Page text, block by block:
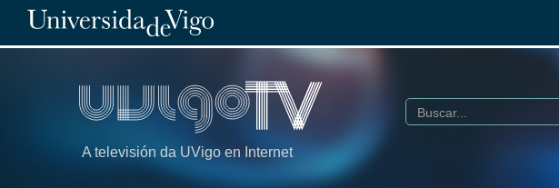
A televisión da UVigo en Internet
Buscar